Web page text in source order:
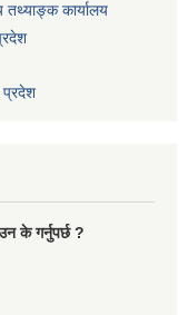
तथ्याङ्क कार्यालय
प्रदेश
के गर्नुपर्छ ?